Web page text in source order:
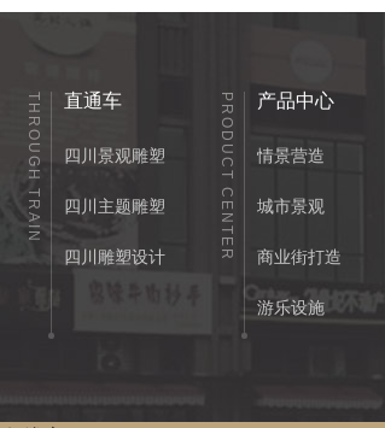
直通车
THROUGH TRAIN 四川景观雕塑
四川主题雕塑
四川雕塑设计
产品中心
PRODUCT CENTER 情景营造
城市景观
商业街打造
游乐设施